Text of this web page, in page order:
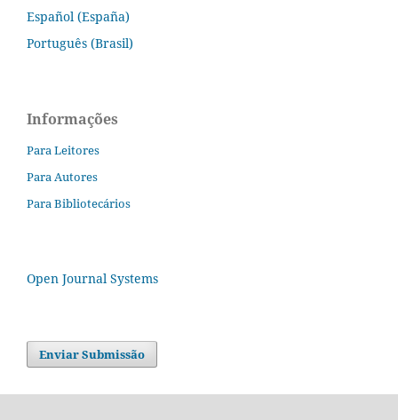
Español (España)
Português (Brasil)
Informações
Para Leitores
Para Autores
Para Bibliotecários
Open Journal Systems
Enviar Submissão